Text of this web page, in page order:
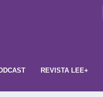
REVISTA LEE+